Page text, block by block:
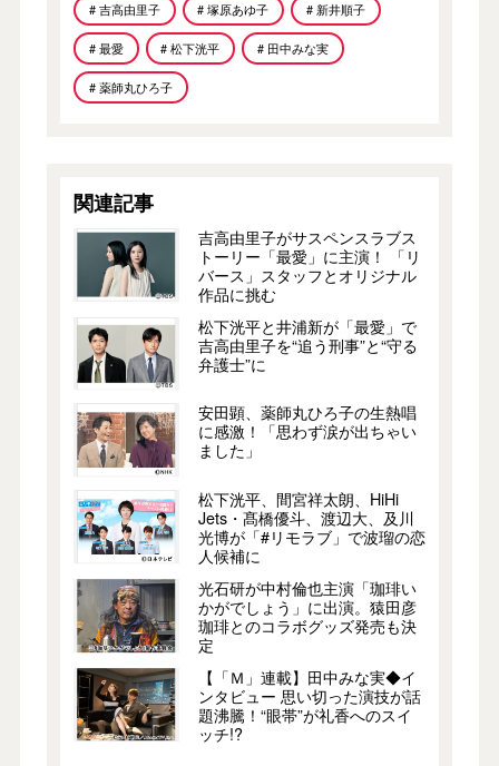
# 吉高由里子 # 塚原あゆ子 # 新井順子
# 最愛 # 松下洸平 # 田中みな実
# 薬師丸ひろ子
関連記事
吉高由里子がサスペンスラブス
トーリー「最愛」に主演！ 「リ
バース」スタッフとオリジナル
作品に挑む
松下洸平と井浦新が「最愛」で
吉高由里子を“追う刑事”と“守る
弁護士”に
安田顕、薬師丸ひろ子の生熱唱
に感激！「思わず涙が出ちゃい
ました」
松下洸平、間宮祥太朗、HiHi
Jets・髙橋優斗、渡辺大、及川
光博が「#リモラブ」で波瑠の恋
人候補に
光石研が中村倫也主演「珈琲い
かがでしょう」に出演。猿田彦
珈琲とのコラボグッズ発売も決
定
【「Ｍ」連載】田中みな実◆イ
ンタビュー 思い切った演技が話
題沸騰！“眼帯”が礼香へのスイ
ッチ!?